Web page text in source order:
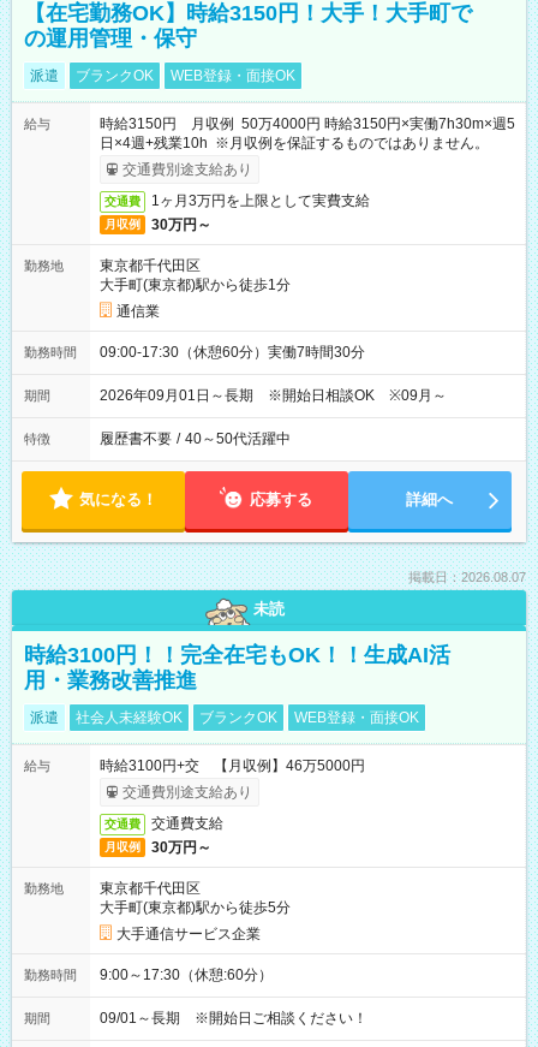
【在宅勤務OK】時給3150円！大手！大手町で
の運用管理・保守
派遣 ブランクOK WEB登録・面接OK
給与
時給3150円 月収例 50万4000円 時給3150円×実働7h30m×週5
日×4週+残業10h ※月収例を保証するものではありません。
交通費別途支給あり
交通費 1ヶ月3万円を上限として実費支給
月収例 30万円～
勤務地
東京都千代田区
大手町(東京都)駅から徒歩1分
通信業
勤務時間 09:00-17:30（休憩60分）実働7時間30分
期間 2026年09月01日～長期 ※開始日相談OK ※09月～
特徴 履歴書不要 / 40～50代活躍中
気になる！ 応募する 詳細へ
掲載日：2026.08.07
未読
時給3100円！！完全在宅もOK！！生成AI活
用・業務改善推進
派遣 社会人未経験OK ブランクOK WEB登録・面接OK
給与
時給3100円+交 【月収例】46万5000円
交通費別途支給あり
交通費 交通費支給
月収例 30万円～
勤務地
東京都千代田区
大手町(東京都)駅から徒歩5分
大手通信サービス企業
勤務時間 9:00～17:30（休憩:60分）
期間 09/01～長期 ※開始日ご相談ください！